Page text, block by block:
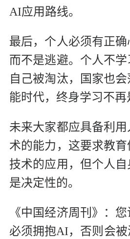
AI应用路线。
最后，个人必须有正
而不是逃避。个人不
自己被淘汰，国家也
能时代，终身学习不再
未来大家都应具备利
术的能力，这要求教
技术的应用，但个人
是决定性的。
《中国经济周刊》：
必须拥抱AI，否则会